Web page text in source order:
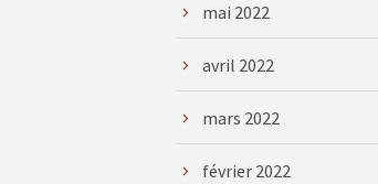
mai 2022
avril 2022
mars 2022
février 2022